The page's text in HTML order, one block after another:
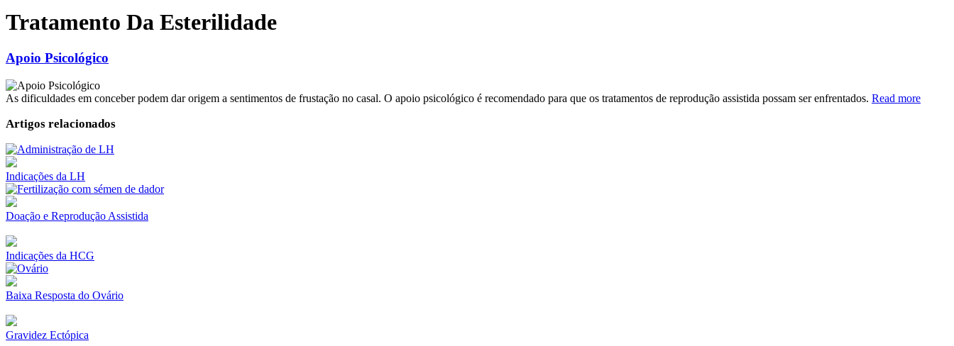
Tratamento Da Esterilidade
Apoio Psicológico
As dificuldades em conceber podem dar origem a sentimentos de frustação no casal. O apoio psicológico é recomendado para que os tratamentos de reprodução assistida possam ser enfrentados. Read more
Artigos relacionados
Indicações da LH
Doação e Reprodução Assistida
Indicações da HCG
Baixa Resposta do Ovário
Gravidez Ectópica